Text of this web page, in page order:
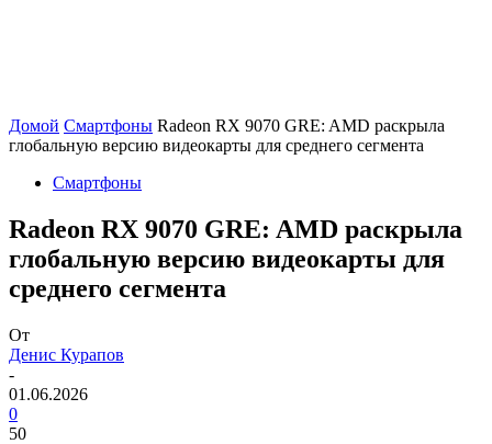
Домой Смартфоны Radeon RX 9070 GRE: AMD раскрыла
глобальную версию видеокарты для среднего сегмента
Смартфоны
Radeon RX 9070 GRE: AMD раскрыла
глобальную версию видеокарты для
среднего сегмента
От
Денис Курапов
-
01.06.2026
0
50